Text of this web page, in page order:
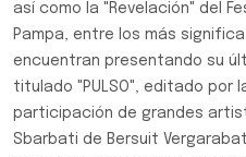
así como la "Revelación" del
Pampa, entre los más
encuentran presentando su
titulado "PULSO", editado por
participación de grandes
Sbarbati de Bersuit